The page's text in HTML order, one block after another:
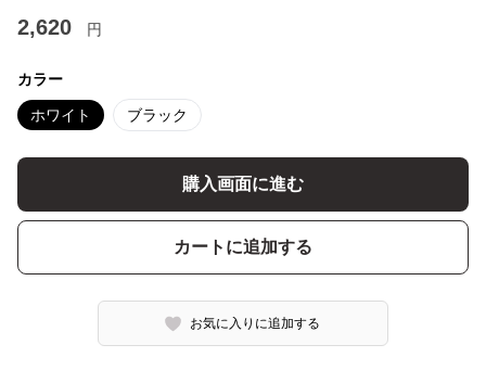
2,620 円
カラー
ホワイト ブラック
購入画面に進む
カートに追加する
お気に入りに追加する